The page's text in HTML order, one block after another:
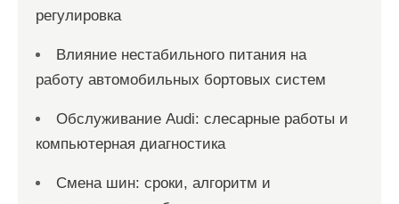
регулировка
Влияние нестабильного питания на
работу автомобильных бортовых систем
Обслуживание Audi: слесарные работы и
компьютерная диагностика
Смена шин: сроки, алгоритм и